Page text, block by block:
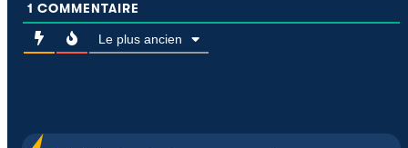
1 COMMENTAIRE
Le plus ancien